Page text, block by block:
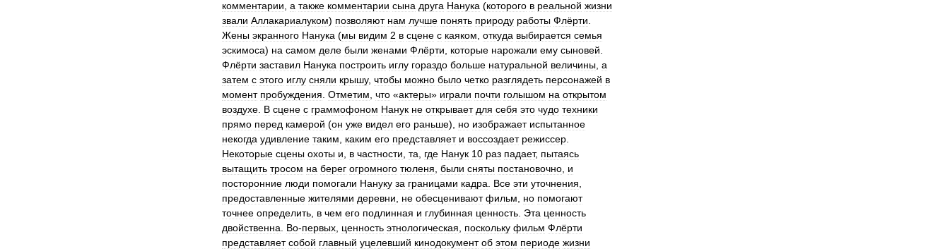
комментарии а также комментарии сына друга Нанука (которого в реальной жизни
звали Аллакариалуком) позволяют нам лучше понять природу работы Флёрти
Жены экранного Нанука (мы видим 2 в сцене с каяком откуда выбирается семья
эскимоса) на самом деле были женами Флёрти которые нарожали ему сыновей
Флёрти заставил Нанука построить иглу гораздо больше натуральной величины а
затем с этого иглу сняли крышу, чтобы можно было четко разглядеть персонажей в
момент пробуждения Отметим что «актеры» играли почти голышом на открытом
воздухе В сцене с граммофоном Нанук не открывает для себя это чудо техники
прямо перед камерой (он уже видел его раньше), но изображает испытанное
некогда удивление таким каким его представляет и воссоздает режиссер
Некоторые сцены охоты и в частности та где Нанук 10 раз падает, пытаясь
вытащить тросом на берег огромного тюленя были сняты постановочно и
посторонние люди помогали Нануку за границами кадра Все эти уточнения
предоставленные жителями деревни не обесценивают фильм но помогают
точнее определить в чем его подлинная и глубинная ценность Эта ценность
двойственна
Во-первых ценность этнологическая поскольку фильм Флёрти
представляет собой главный уцелевший кинодокумент об этом периоде жизни